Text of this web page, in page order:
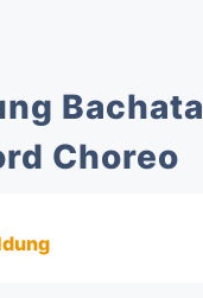
Bachata
Choreo